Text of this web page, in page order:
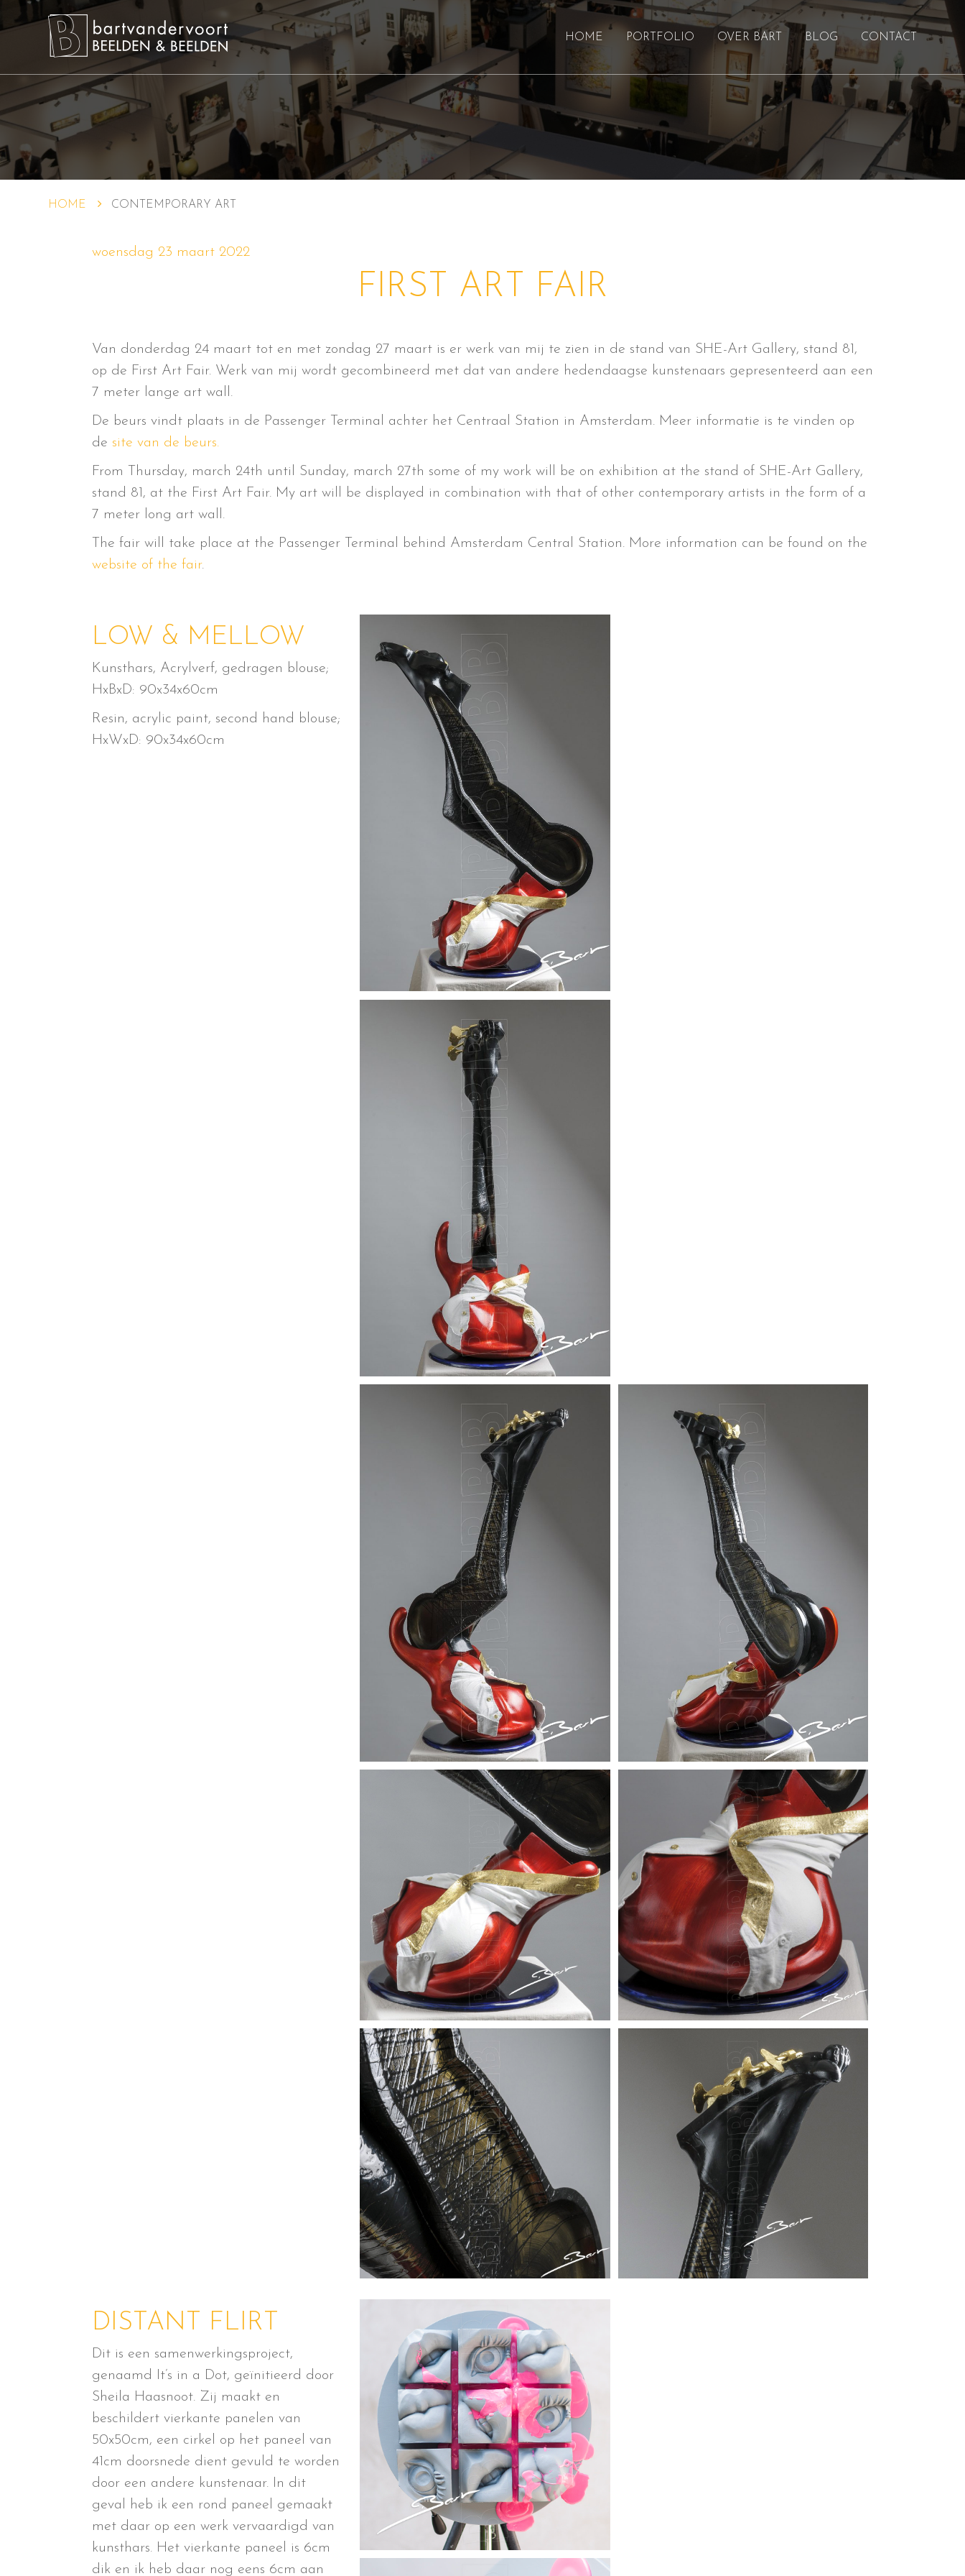
HOME PORTFOLIO OVER BART BLOG CONTACT
HOME CONTEMPORARY ART
woensdag 23 maart 2022
FIRST ART FAIR
Van donderdag 24 maart tot en met zondag 27 maart is er werk van mij te zien in de stand van SHE-Art Gallery, stand 81,
op de First Art Fair. Werk van mij wordt gecombineerd met dat van andere hedendaagse kunstenaars gepresenteerd aan een
7 meter lange art wall.
De beurs vindt plaats in de Passenger Terminal achter het Centraal Station in Amsterdam. Meer informatie is te vinden op
de site van de beurs.
From Thursday, march 24th until Sunday, march 27th some of my work will be on exhibition at the stand of SHE-Art Gallery,
stand 81, at the First Art Fair. My art will be displayed in combination with that of other contemporary artists in the form of a
7 meter long art wall.
The fair will take place at the Passenger Terminal behind Amsterdam Central Station. More information can be found on the
website of the fair.
LOW & MELLOW
Kunsthars, Acrylverf, gedragen blouse;
HxBxD: 90x34x60cm
Resin, acrylic paint, second hand blouse;
HxWxD: 90x34x60cm
DISTANT FLIRT
Dit is een samenwerkingsproject,
genaamd It’s in a Dot, geïnitieerd door
Sheila Haasnoot. Zij maakt en
beschildert vierkante panelen van
50x50cm, een cirkel op het paneel van
41cm doorsnede dient gevuld te worden
door een andere kunstenaar. In dit
geval heb ik een rond paneel gemaakt
met daar op een werk vervaardigd van
kunsthars. Het vierkante paneel is 6cm
dik en ik heb daar nog eens 6cm aan